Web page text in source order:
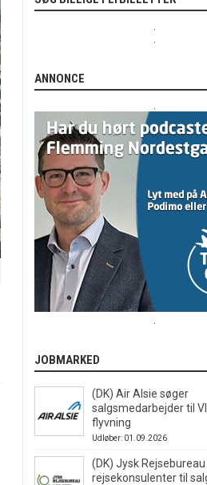
ANNONCE
JOBMARKED
(DK) Air Alsie søger
salgsmedarbejder til
flyvning
Udløber: 01.09.2026
(DK) Jysk
rejsekonsulenter til